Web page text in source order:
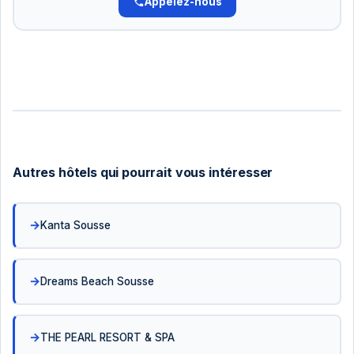
Autres hôtels qui pourrait vous intéresser
Kanta Sousse
Dreams Beach Sousse
THE PEARL RESORT & SPA